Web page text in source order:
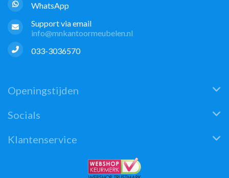
WhatsApp
Support via email
info@mnkantoormeubelen.nl
033-3036570
Openingstijden
Socials
Klantenservice